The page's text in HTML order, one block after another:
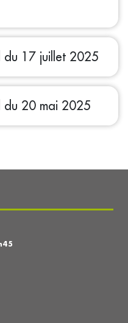
du 17 juillet 2025
du 20 mai 2025